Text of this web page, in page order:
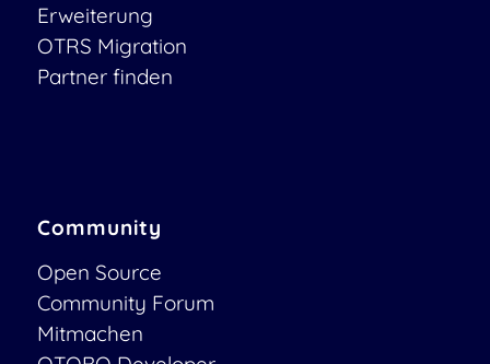
Erweiterung
OTRS Migration
Partner finden
Community
Open Source
Community Forum
Mitmachen